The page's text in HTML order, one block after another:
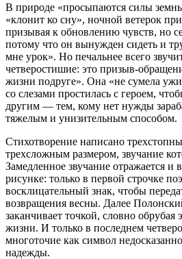
В природе «просыпаются силы
«клонит ко сну», ночной ветерок
призывая к обновлению чувств, но
потому что он вынужден сидеть и
мне урок». Но печальнее всего
четверостишие: это призыв-
жизни подруге». Она «не сумела
со слезами простилась с героем,
другим — тем, кому нет нужды
тяжелым и унизительным способом.
Стихотворение написано
трехсложным размером, звучание
Замедленное звучание отражается
рисунке: только в первой строчке
восклицательный знак, чтобы
возвращения весны. Далее
заканчивает точкой, словно
жизни. И только в последнем
многоточие как символ
надежды.